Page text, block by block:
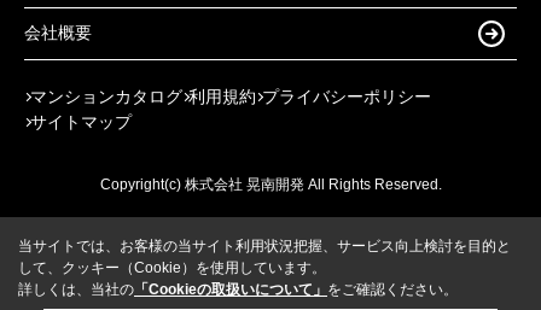
会社概要
マンションカタログ 利用規約 プライバシーポリシー
サイトマップ
Copyright(c) 株式会社 晃南開発 All Rights Reserved.
当サイトでは、お客様の当サイト利用状況把握、サービス向上検討を目的と
して、クッキー（Cookie）を使用しています。
詳しくは、当社の 「Cookieの取扱いについて」 をご確認ください。